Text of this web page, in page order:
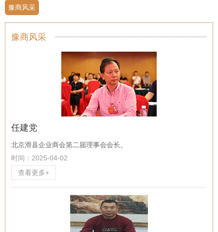
豫商风采
豫商风采
任建党
北京滑县企业商会第二届理事会会长。
时间：2025-04-02
查看更多+